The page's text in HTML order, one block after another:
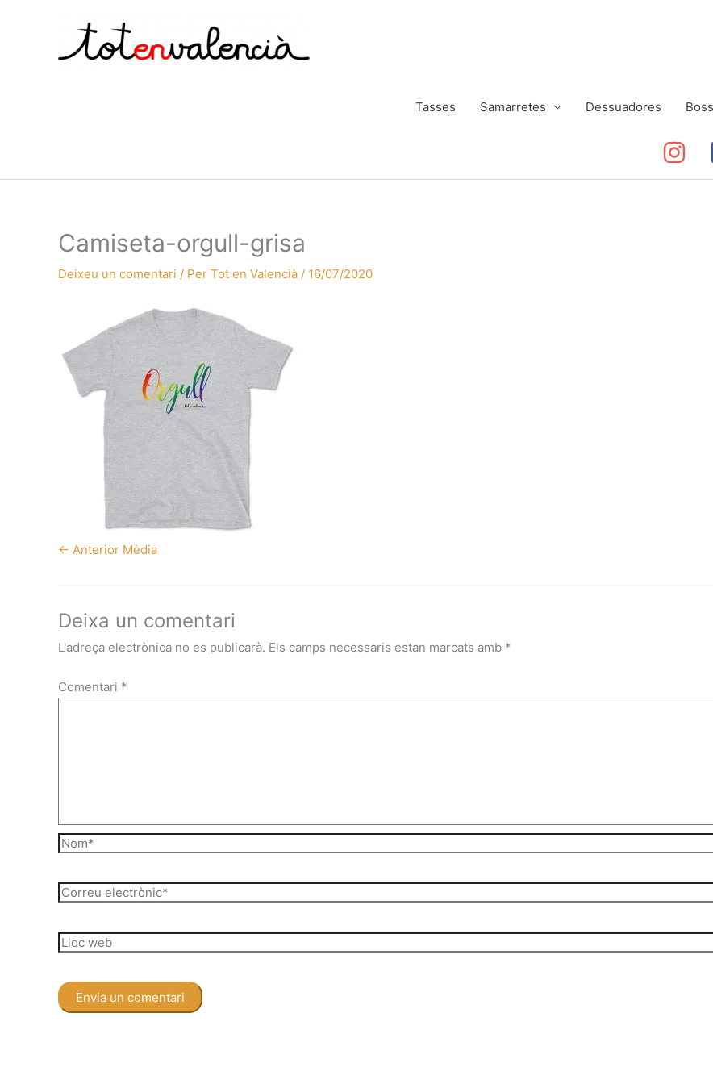
Tasses Samarretes Dessuadores
Camiseta-orgull-grisa
Deixeu un comentari / Per Tot en Valencià / 16/07/2020
← Anterior Mèdia
Deixa un comentari
L'adreça electrònica no es publicarà. Els camps necessaris estan marcats amb *
Comentari *
Nom*
Correu
Lloc